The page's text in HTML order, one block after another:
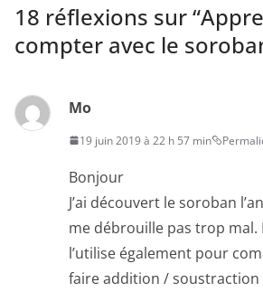
18 réflexions sur “
compter avec le
Mo
19 juin 2019 à 22 h 57 min
Bonjour
J’ai découvert le soroban
me débrouille pas trop mal.
l’utilise également pour
faire addition / soustraction